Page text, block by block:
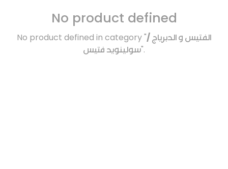
No product defined
No product defined in category "الفتيس و الدبرياج /
سولينويد فتيس".